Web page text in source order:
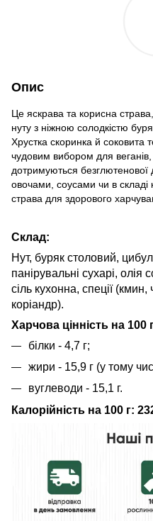
Опис
Це яскрава та корисна
нуту з ніжною солодкістю
Хрустка скоринка й
чудовим вибором для веганів,
дотримуються безглютенової
овочами, соусами чи в складі
страва для здорового
Склад:
Нут, буряк столовий,
панірувальні сухарі,
сіль кухонна, спеції
коріандр).
Харчова цінність на 100
білки - 4,7 г;
жири - 15,9 г (у тому
вуглеводи - 15,1 г.
Калорійність на 100 г: